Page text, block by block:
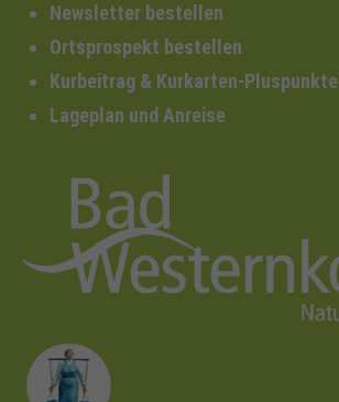
Newsletter bestellen
Ortsprospekt bestellen
Kurbeitrag & Kurkarten-Pluspunkte
Lageplan und Anreise